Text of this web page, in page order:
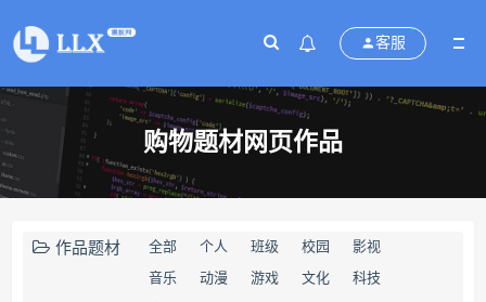
客服
购物题材网页作品
作品题材 全部 个人 班级 校园 影视
音乐 动漫 游戏 文化 科技